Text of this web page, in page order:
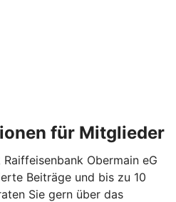
für Mitglieder
Obermain eG
Beiträge und bis zu 10
Sie gern über das